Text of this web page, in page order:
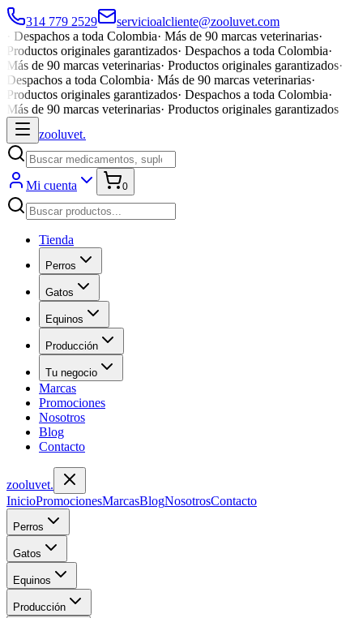
314 779 2529
servicioalcliente@zooluvet.com
Despachos a toda Colombia· Más de 90 marcas veterinarias·
Productos originales garantizados· Despachos a toda Colombia·
Más de 90 marcas veterinarias· Productos originales garantizados·
Despachos a toda Colombia· Más de 90 marcas veterinarias·
Productos originales garantizados· Despachos a toda Colombia·
Más de 90 marcas veterinarias· Productos originales garantizados
zooluvet.
Mi cuenta 0
Tienda
Perros
Gatos
Equinos
Producción
Tu negocio
Marcas
Promociones
Nosotros
Blog
Contacto
zooluvet.
InicioPromocionesMarcasBlogNosotrosContacto
Perros
Gatos
Equinos
Producción